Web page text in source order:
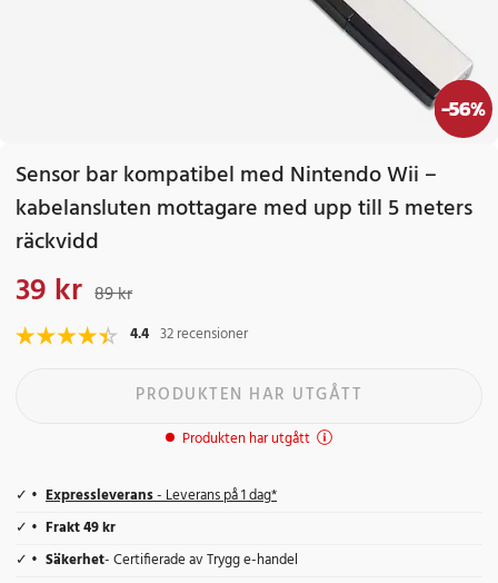
-56%
Sensor bar kompatibel med Nintendo Wii –
kabelansluten mottagare med upp till 5 meters
räckvidd
Nuvarande pris
39 kr 89 kr
4.4 32 recensioner
PRODUKTEN HAR UTGÅTT
Produkten har utgått
Expressleverans- Leverans på 1 dag*
Frakt 49 kr
Säkerhet- Certifierade av Trygg e-handel